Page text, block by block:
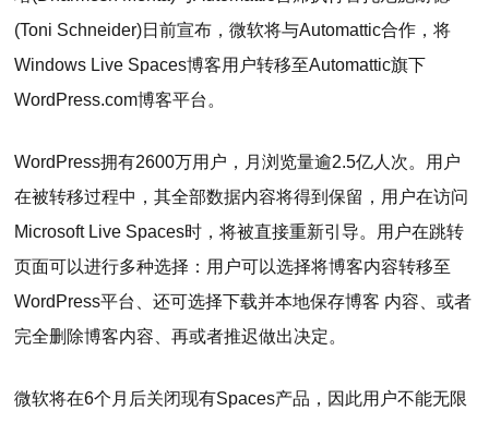
(Toni Schneider)日前宣布，微软将与Automattic合作，将
Windows Live Spaces博客用户转移至Automattic旗下
WordPress.com博客平台。
WordPress拥有2600万用户，月浏览量逾2.5亿人次。用户
在被转移过程中，其全部数据内容将得到保留，用户在访问
Microsoft Live Spaces时，将被直接重新引导。用户在跳转
页面可以进行多种选择：用户可以选择将博客内容转移至
WordPress平台、还可选择下载并本地保存博客 内容、或者
完全删除博客内容、再或者推迟做出决定。
微软将在6个月后关闭现有Spaces产品，因此用户不能无限